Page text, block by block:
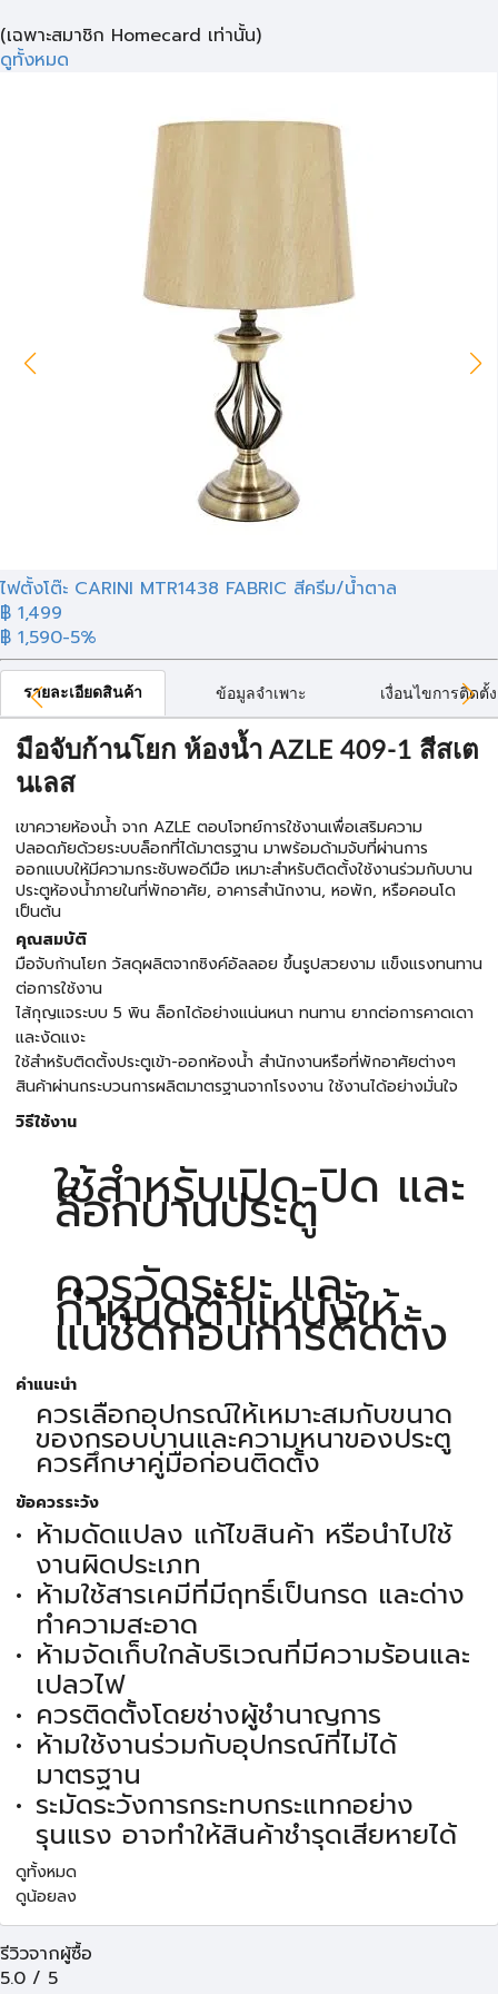
(เฉพาะสมาชิก Homecard เท่านั้น)
ดูทั้งหมด
ไฟตั้งโต๊ะ CARINI MTR1438 FABRIC สีครีม/น้ำตาล
฿ 1,499
฿ 1,590-5%
รายละเอียดสินค้า ข้อมูลจำเพาะ เงื่อนไขการติดตั้ง
มือจับก้านโยก ห้องน้ำ AZLE 409-1 สีสเต
นเลส
เขาควายห้องน้ำ จาก AZLE ตอบโจทย์การใช้งานเพื่อเสริมความ
ปลอดภัยด้วยระบบล็อกที่ได้มาตรฐาน มาพร้อมด้ามจับที่ผ่านการ
ออกแบบให้มีความกระชับพอดีมือ เหมาะสำหรับติดตั้งใช้งานร่วมกับบาน
ประตูห้องน้ำภายในที่พักอาศัย, อาคารสำนักงาน, หอพัก, หรือคอนโด
เป็นต้น
คุณสมบัติ
มือจับก้านโยก วัสดุผลิตจากซิงค์อัลลอย ขึ้นรูปสวยงาม แข็งแรงทนทาน
ต่อการใช้งาน
ไส้กุญแจระบบ 5 พิน ล็อกได้อย่างแน่นหนา ทนทาน ยากต่อการคาดเดา
และงัดแงะ
ใช้สำหรับติดตั้งประตูเข้า-ออกห้องน้ำ สำนักงานหรือที่พักอาศัยต่างๆ
สินค้าผ่านกระบวนการผลิตมาตรฐานจากโรงงาน ใช้งานได้อย่างมั่นใจ
วิธีใช้งาน
ใช้สำหรับเปิด-ปิด และ
ล็อกบานประตู
ควรวัดระยะ และ
กำหนดตำแหน่งให้
แน่ชัดก่อนการติดตั้ง
คำแนะนำ
ควรเลือกอุปกรณ์ให้เหมาะสมกับขนาด
ของกรอบบานและความหนาของประตู
ควรศึกษาคู่มือก่อนติดตั้ง
ข้อควรระวัง
ห้ามดัดแปลง แก้ไขสินค้า หรือนำไปใช้
งานผิดประเภท
ห้ามใช้สารเคมีที่มีฤทธิ์เป็นกรด และด่าง
ทำความสะอาด
ห้ามจัดเก็บใกล้บริเวณที่มีความร้อนและ
เปลวไฟ
ควรติดตั้งโดยช่างผู้ชำนาญการ
ห้ามใช้งานร่วมกับอุปกรณ์ที่ไม่ได้
มาตรฐาน
ระมัดระวังการกระทบกระแทกอย่าง
รุนแรง อาจทำให้สินค้าชำรุดเสียหายได้
ดูทั้งหมด
ดูน้อยลง
รีวิวจากผู้ซื้อ
5.0 / 5